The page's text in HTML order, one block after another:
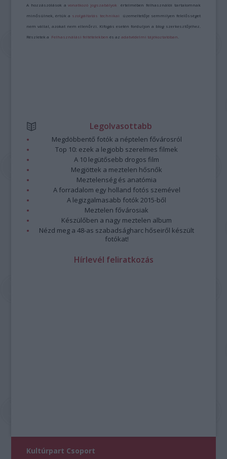
A hozzászólások avonatkozó jogszabályok értelmében felhasználói tartalomnak
minősülnek, értük a szolgáltatás technikai üzemeltetője semmilyen felelősséget
nem vállal, azokat nem ellenőrzi. Kifogás esetén forduljon a blog szerkesztőjéhez.
Részletek a Felhasználási feltételekben és azadatvédelmi tájékoztatóban
Legolvasottabb
Megdöbbentő fotók a néptelen fővárosról
Top 10: ezek a legjobb szerelmes filmek
A 10 legütősebb drogos film
Megjöttek a meztelen hősnők
Meztelenség és anatómia
A forradalom egy holland fotós szemével
A legizgalmasabb fotók 2015-ből
Meztelen fővárosiak
Készülőben a nagy meztelen album
Nézd meg a 48-as szabadságharc hőseiről készült
fotókat!
Hírlevél feliratkozás
Kultúrpart Csoport